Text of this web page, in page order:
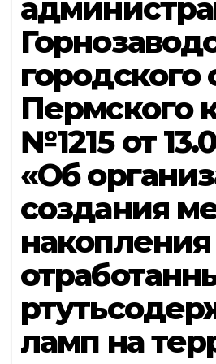
городского
Пермского
№1215 от
«Об
создания
накопления
ламп на